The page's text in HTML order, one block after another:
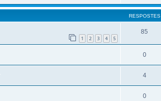
RESPOSTES
1 2 3 4 5
85
0
4
0